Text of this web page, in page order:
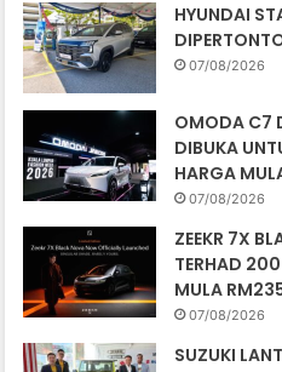
HYUNDAI
07/08/2026
OMODA C7
DIBUKA
HARGA
07/08/2026
ZEEKR 7X
TERHAD
MULA
07/08/2026
SUZUKI